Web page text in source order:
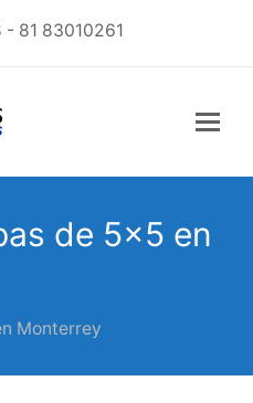
81 83010261
de 5×5 en
Monterrey